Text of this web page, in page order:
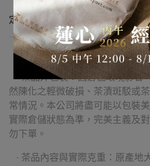
· 200g / 磚（附圓餅盒*1）
定製出品：石昆牧經典茶文化
【購買須知】
· 茶品外包裝：因倉儲環境影響
然陳化之輕微破損、茶漬斑駁或
常情況。本公司將盡可能以包裝
實際倉儲狀態為準，完美主義及
勿下單。
· 茶品內容與實際克重：原產地